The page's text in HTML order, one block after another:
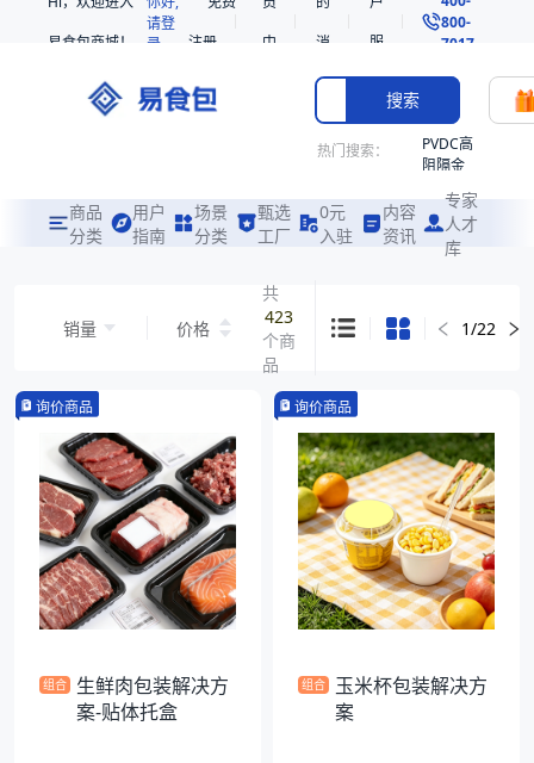
易食包商城！
请登
录
注册
中
消
息
服
务
800-
7017
搜索
热门搜索：
PVDC高
阻隔金
共挤热
收缩袋
收缩袋
221330
SE53
热收缩
袋
拉伸膜
商品
分类
用户
指南
场景
分类
甄选
工厂
0元
入驻
内容
资讯
专家
人才
库
销量 价格
共
423
个商
品
1/22
询价商品
组合 生鲜肉包装解决方
案-贴体托盒
询价商品
组合 玉米杯包装解决方
案